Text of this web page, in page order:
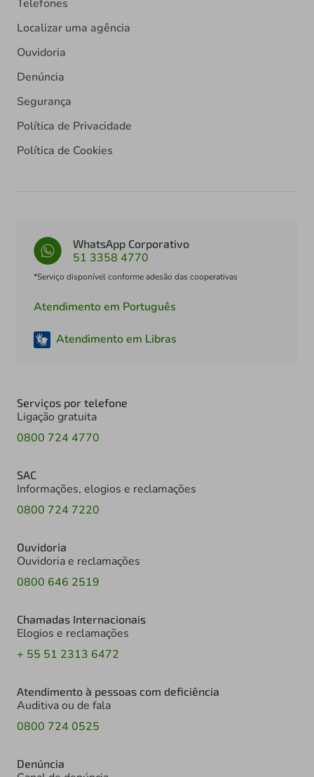
Telefones
Localizar uma agência
Ouvidoria
Denúncia
Segurança
Política de Privacidade
Política de Cookies
WhatsApp Corporativo
51 3358 4770
*Serviço disponível conforme adesão das cooperativas
Atendimento em Português
Atendimento em Libras
Serviços por telefone
Ligação gratuita
0800 724 4770
SAC
Informações, elogios e reclamações
0800 724 7220
Ouvidoria
Ouvidoria e reclamações
0800 646 2519
Chamadas Internacionais
Elogios e reclamações
+ 55 51 2313 6472
Atendimento à pessoas com deficiência
Auditiva ou de fala
0800 724 0525
Denúncia